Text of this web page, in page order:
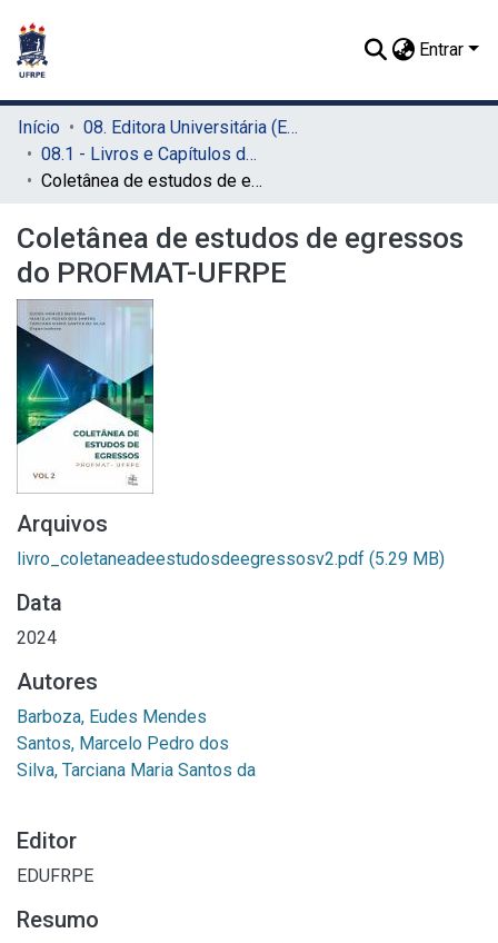
Entrar
Início
08. Editora Universitária (EDUFRPE)
08.1 - Livros e Capítulos de Livros (EDUFRPE)
Coletânea de estudos de egressos do PROFMAT-UFRPE
Coletânea de estudos de egressos
do PROFMAT-UFRPE
Arquivos
livro_coletaneadeestudosdeegressosv2.pdf (5.29 MB)
Data
2024
Autores
Barboza, Eudes Mendes
Santos, Marcelo Pedro dos
Silva, Tarciana Maria Santos da
Editor
EDUFRPE
Resumo